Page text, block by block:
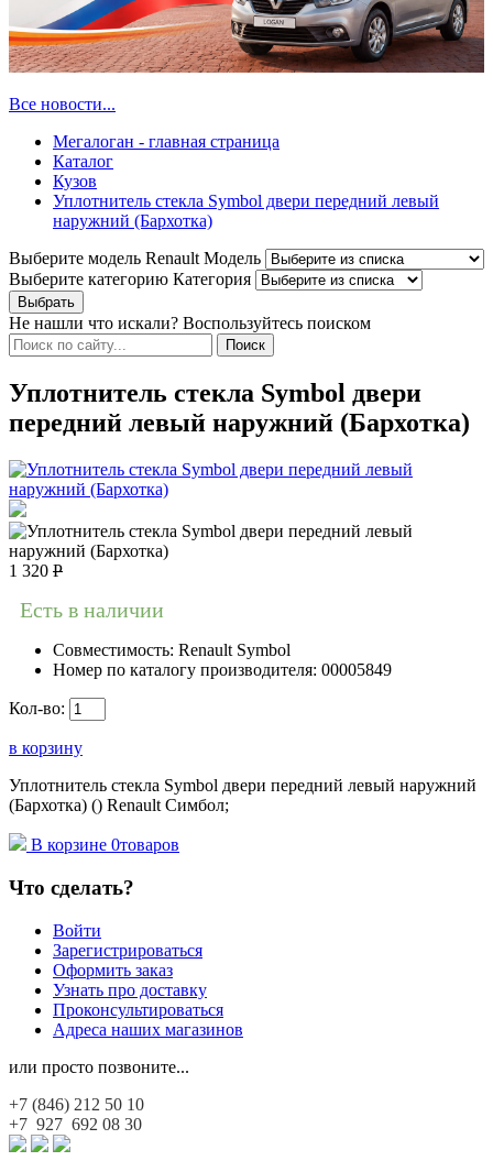
Все новости...
Мегалоган - главная страница
Каталог
Кузов
Уплотнитель стекла Symbol двери передний левый
наружний (Бархотка)
Выберите модель Renault Модель
Выберите категорию Категория
Не нашли что искали? Воспользуйтесь поиском
Уплотнитель стекла Symbol двери
передний левый наружний (Бархотка)
1 320 Р
Есть в наличии
Совместимость: Renault Symbol
Номер по каталогу производителя: 00005849
Кол-во:
в корзину
Уплотнитель стекла Symbol двери передний левый наружний
(Бархотка) () Renault Симбол;
В корзине 0товаров
Что сделать?
Войти
Зарегистрироваться
Оформить заказ
Узнать про доставку
Проконсультироваться
Адреса наших магазинов
или просто позвоните...
+7 (846) 212 50 10
+7 927 692 08 30